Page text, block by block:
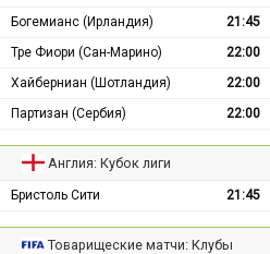
Богемианс (Ирландия)
21:45
Тре Фиори (Сан-Марино)
22:00
Хайберниан (Шотландия)
22:00
Партизан (Сербия)
22:00
Англия: Кубок лиги
Бристоль Сити 21:45
Товарищеские матчи: Клубы